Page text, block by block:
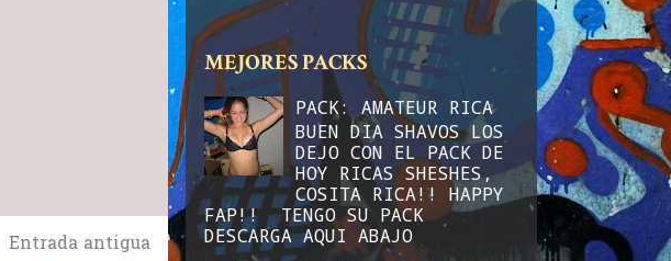
Entrada antigua
MEJORES PACKS
PACK: AMATEUR RICA
BUEN DIA SHAVOS LOS
DEJO CON EL PACK DE
HOY RICAS SHESHES,
COSITA RICA!! HAPPY
FAP!! TENGO SU PACK
DESCARGA AQUI ABAJO